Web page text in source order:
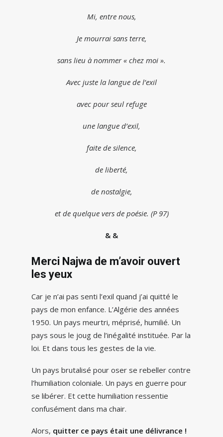
Mi, entre nous,
Je mourrai sans terre,
sans lieu à nommer « chez moi ».
Avec juste la langue de l’exil
avec pour seul refuge
une langue d’exil,
faite de silence,
de liberté,
de nostalgie,
et de quelque vers de poésie. (P 97)
& &
Merci Najwa de m’avoir ouvert
les yeux
Car je n’ai pas senti l’exil quand j’ai quitté le
pays de mon enfance. L’Algérie des années
1950. Un pays meurtri, méprisé, humilié. Un
pays sous le joug de l’inégalité instituée. Par la
loi. Et dans tous les gestes de la vie.
Un pays brutalisé pour oser se rebeller contre
l’humiliation coloniale. Un pays en guerre pour
se libérer. Et cette humiliation ressentie
confusément dans ma chair.
Alors, quitter ce pays était une délivrance !